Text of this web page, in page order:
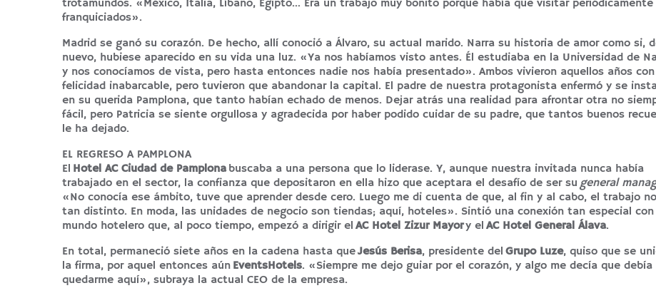
trotamundos. «México, Italia, Líbano, Egipto… Era un trabajo muy bonito porque había que visitar
franquiciados».
Madrid se ganó su corazón. De hecho, allí conoció a Álvaro, su actual marido. Narra su historia de amor como si,
nuevo, hubiese aparecido en su vida una luz. «Ya nos habíamos visto antes. Él estudiaba en la Universidad de
y nos conocíamos de vista, pero hasta entonces nadie nos había presentado». Ambos vivieron aquellos años
felicidad inabarcable, pero tuvieron que abandonar la capital. El padre de nuestra protagonista enfermó y se
en su querida Pamplona, que tanto habían echado de menos. Dejar atrás una realidad para afrontar otra no
fácil, pero Patricia se siente orgullosa y agradecida por haber podido cuidar de su padre, que tantos buenos
le ha dejado.
EL REGRESO A PAMPLONA
El Hotel AC Ciudad de Pamplonabuscaba a una persona que lo liderase. Y, aunque nuestra invitada nunca había
trabajado en el sector, la confianza que depositaron en ella hizo que aceptara el desafío de ser su general
«No conocía ese ámbito, tuve que aprender desde cero. Luego me di cuenta de que, al fin y al cabo, el trabajo
tan distinto. En moda, las unidades de negocio son tiendas; aquí, hoteles». Sintió una conexión tan especial con
mundo hotelero que, al poco tiempo, empezó a dirigir el AC Hotel Zizur Mayory el AC Hotel General Álava.
En total, permaneció siete años en la cadena hasta queJesús Berisa, presidente del Grupo Luze, quiso que se
la firma, por aquel entonces aún EventsHotels. «Siempre me dejo guiar por el corazón, y algo me decía que debía
quedarme aquí», subraya la actual CEO de la empresa.